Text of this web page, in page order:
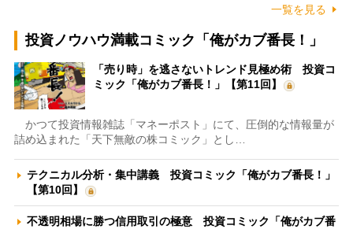
一覧を見る
投資ノウハウ満載コミック「俺がカブ番長！」
「売り時」を逃さないトレンド見極め術 投資コ
ミック「俺がカブ番長！」【第11回】
かつて投資情報雑誌「マネーポスト」にて、圧倒的な情報量が
詰め込まれた「天下無敵の株コミック」とし…
テクニカル分析・集中講義 投資コミック「俺がカブ番長！」
【第10回】
不透明相場に勝つ信用取引の極意 投資コミック「俺がカブ番